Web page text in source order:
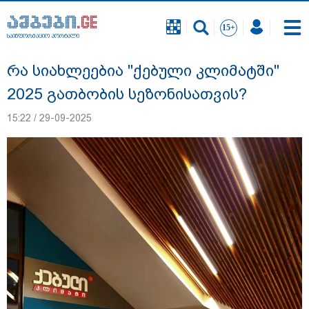
საინფორმაციო პორტალი
რა შემთხვევაში გათავისუფლდება
მოსწავლე სასკოლო ფორმის ტარებისგან
- განათლების მინისტრის განმარტება
საინფორმაციო პორტალი
რა სიახლეებია "ქებული კლიმატში"
2025 გათბობის სეზონისათვის?
15:22 / 29-09-2025